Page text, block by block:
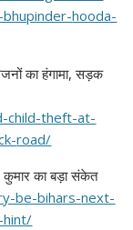
hooda-
का हंगामा, सड़क
child-theft-at-
road/
कुमार का बड़ा संकेत
be-bihars-next-
hint/